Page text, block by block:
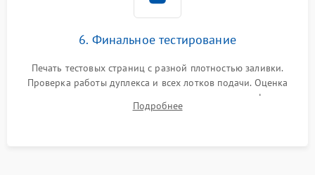
6. Финальное тестирование
Печать тестовых страниц с разной плотностью заливки.
Проверка работы дуплекса и всех лотков подачи. Оценка
качества запекания тонера и полное отсутствие дефектов
изображения перед выдачей готового устройства.
Подробнее